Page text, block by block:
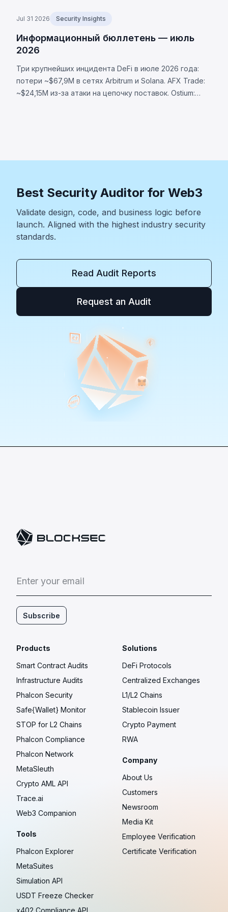
Jul 31 2026 Security Insights
Информационный бюллетень — июль
2026
Три крупнейших инцидента DeFi в июле 2026 года:
потери ~$67,9M в сетях Arbitrum и Solana. AFX Trade:
~$24,15M из-за атаки на цепочку поставок. Ostium:
Best Security Auditor for Web3
Validate design, code, and business logic before
launch. Aligned with the highest industry security
standards.
Read Audit Reports
Request an Audit
Enter your email
Subscribe
Products
Smart Contract Audits
Infrastructure Audits
Phalcon Security
Safe{Wallet} Monitor
STOP for L2 Chains
Phalcon Compliance
Phalcon Network
MetaSleuth
Crypto AML API
Trace.ai
Web3 Companion
Tools
Phalcon Explorer
MetaSuites
Simulation API
USDT Freeze Checker
x402 Compliance API
Solutions
DeFi Protocols
Centralized Exchanges
L1/L2 Chains
Stablecoin Issuer
Crypto Payment
RWA
Company
About Us
Customers
Newsroom
Media Kit
Employee Verification
Certificate Verification